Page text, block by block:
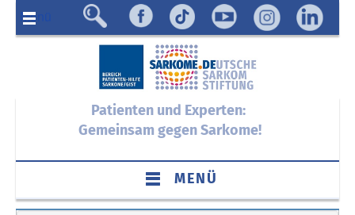
Menü
Patienten und Experten:
Gemeinsam gegen Sarkome!
MENÜ